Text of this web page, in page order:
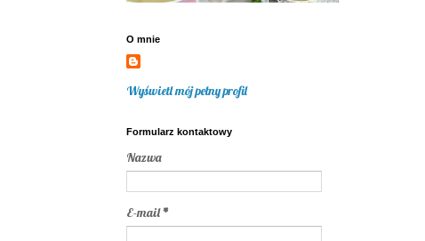
O mnie
Wyświetl mój pełny profil
Formularz kontaktowy
Nazwa
E-mail*